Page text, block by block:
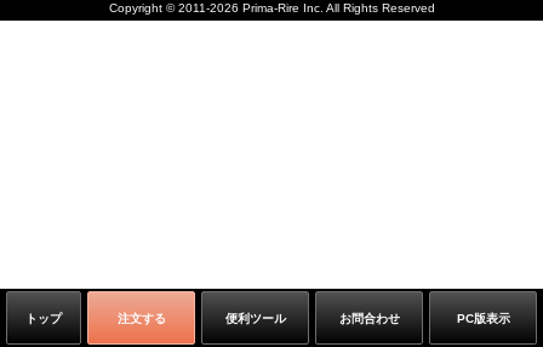
トップ 注文する 便利ツール お問合わせ PC版表示
Copyright ©2011-2026 Prima-Rire Inc. All Rights Reserved